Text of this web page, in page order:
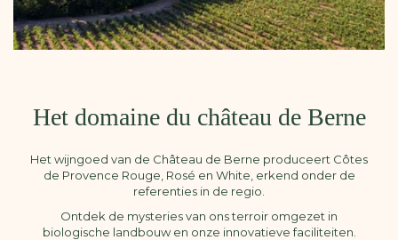
Het domaine du château de Berne
Het wijngoed van de Château de Berne produceert Côtes
de Provence Rouge, Rosé en White, erkend onder de
referenties in de regio.
Ontdek de mysteries van ons terroir omgezet in
biologische landbouw en onze innovatieve faciliteiten.